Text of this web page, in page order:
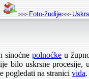
>>> Foto-žudije>>>
sinoćne polnoćke u
bilo uskrsne procesije,
pogledati na stranici vida.